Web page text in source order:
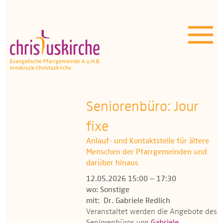
Unser Angebot
OEZ
Wissenswertes
Medien
Kontakt
Seniorenbüro: Jour
fixe
Anlauf- und Kontaktstelle für ältere
Menschen der Pfarrgemeinden und
darüber hinaus
12.05.2026 15:00 – 17:30
wo: Sonstige
mit: Dr. Gabriele Redlich
Veranstaltet werden die Angebote des